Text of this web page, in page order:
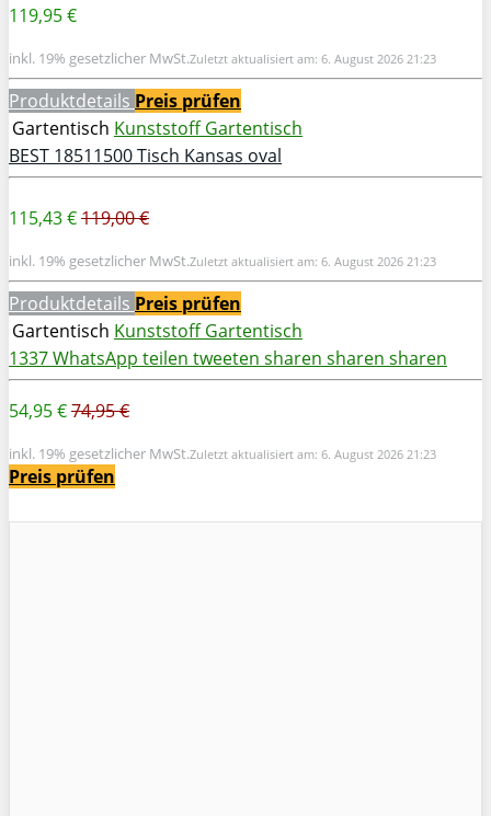
119,95 €
inkl. 19% gesetzlicher MwSt.Zuletzt aktualisiert am: 6. August 2026 21:23
Produktdetails Preis prüfen
Gartentisch Kunststoff Gartentisch
BEST 18511500 Tisch Kansas oval
115,43 €119,00 €
inkl. 19% gesetzlicher MwSt.Zuletzt aktualisiert am: 6. August 2026 21:23
Produktdetails Preis prüfen
Gartentisch Kunststoff Gartentisch
1337WhatsApp teilen tweeten sharen sharen sharen
54,95 €74,95 €
inkl. 19% gesetzlicher MwSt.Zuletzt aktualisiert am: 6. August 2026 21:23
Preis prüfen